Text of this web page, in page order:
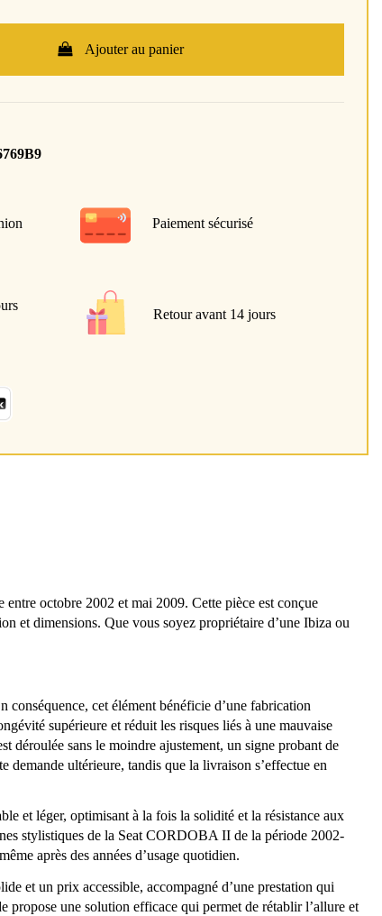
Ajouter au panier
Paiement sécurisé
Retour avant 14 jours
octobre 2002 et mai 2009. Cette pièce est conçue
et dimensions. Que vous soyez propriétaire d’une Ibiza ou
conséquence, cet élément bénéficie d’une fabrication
supérieure et réduit les risques liés à une mauvaise
déroulée sans le moindre ajustement, un signe probant de
demande ultérieure, tandis que la livraison s’effectue en
et léger, optimisant à la fois la solidité et la résistance aux
stylistiques de la Seat CORDOBA II de la période 2002-
après des années d’usage quotidien.
et un prix accessible, accompagné d’une prestation qui
propose une solution efficace qui permet de rétablir l’allure et